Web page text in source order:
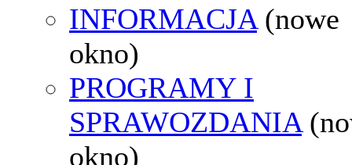
INFORMACJA (nowe
okno)
PROGRAMY I
SPRAWOZDANIA
okno)